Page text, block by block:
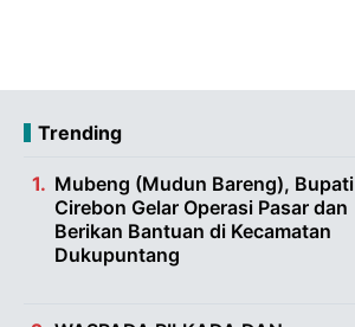
Trending
Mubeng (Mudun Bareng), Bupati
Cirebon Gelar Operasi Pasar dan
Berikan Bantuan di Kecamatan
Dukupuntang